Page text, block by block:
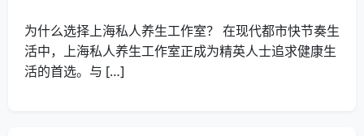
为什么选择上海私人养生工作室？ 在现代都市快节奏生
活中，上海私人养生工作室正成为精英人士追求健康生
活的首选。与 […]